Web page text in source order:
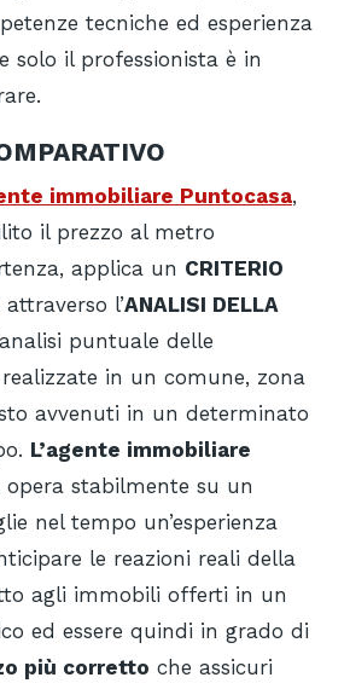
tecniche ed esperienza
solo il professionista è in
immobiliare Puntocasa,
il prezzo al metro
applica un CRITERIO
attraverso l’ANALISI DELLA
puntuale delle
in un comune, zona
avvenuti in un determinato
L’agente immobiliare
opera stabilmente su un
nel tempo un’esperienza
le reazioni reali della
agli immobili offerti in un
ed essere quindi in grado di
più corretto che assicuri